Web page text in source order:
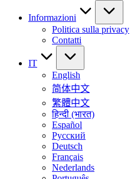
Informazioni
Politica sulla privacy
Contatti
IT
English
简体中文
繁體中文
हिन्दी (भारत)
Español
Русский
Deutsch
Français
Nederlands